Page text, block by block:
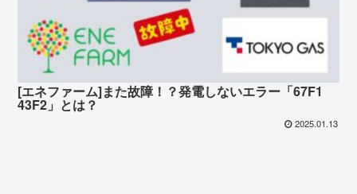
[エネファーム]また故障！？発電しないエラー「67F1
43F2」とは？
2025.01.13